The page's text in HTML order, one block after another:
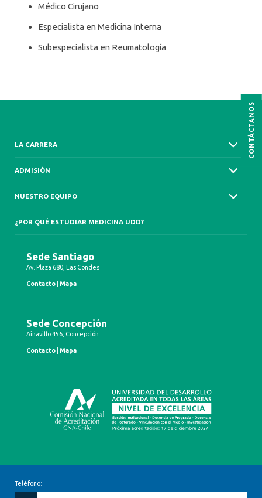
Médico Cirujano
Especialista en Medicina Interna
Subespecialista en Reumatología
CONTÁCTANOS
LA CARRERA
ADMISIÓN
NUESTRO EQUIPO
¿POR QUÉ ESTUDIAR MEDICINA UDD?
Sede Santiago
Av. Plaza 680, Las Condes
Contacto Mapa
Sede Concepción
Ainavillo 456, Concepción
Contacto Mapa
Teléfono: